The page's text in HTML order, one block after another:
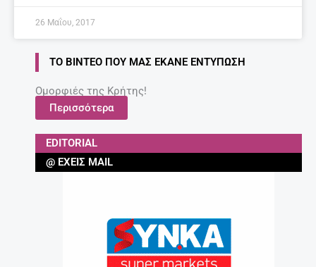
26 Μαΐου, 2017
ΤΟ ΒΊΝΤΕΟ ΠΟΥ ΜΑΣ ΈΚΑΝΕ ΕΝΤΎΠΩΣΗ
Ομορφιές της Κρήτης!
Περισσότερα
EDITORIAL
@ ΈΧΕΙΣ MAIL